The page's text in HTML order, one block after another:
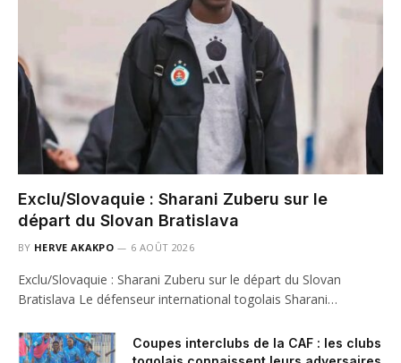
Exclu/Slovaquie : Sharani Zuberu sur le
départ du Slovan Bratislava
BY HERVE AKAKPO 6 AOÛT 2026
Exclu/Slovaquie : Sharani Zuberu sur le départ du Slovan
Bratislava Le défenseur international togolais Sharani…
Coupes interclubs de la CAF : les clubs